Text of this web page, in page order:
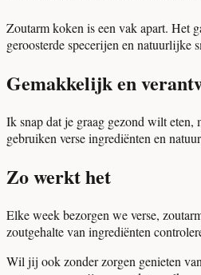
Zoutarm koken is een vak apart. Het
geroosterde specerijen en natuurlijke
Gemakkelijk en
Ik snap dat je graag gezond wilt
gebruiken verse ingrediënten en
Zo werkt het
Elke week bezorgen we verse,
zoutgehalte van ingrediënten
Wil jij ook zonder zorgen genieten